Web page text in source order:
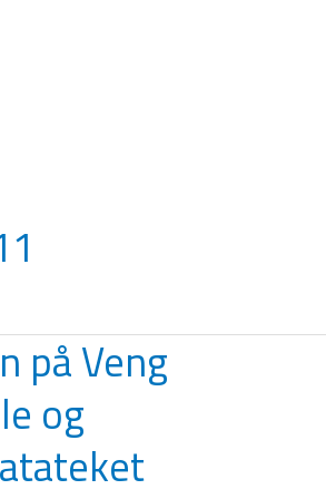
på Veng
og